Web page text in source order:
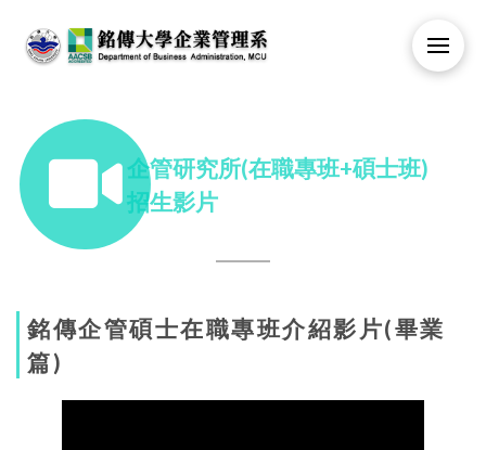
企管研究所(在職專班+碩士班)
招生影片
銘傳企管碩士在職專班介紹影片(畢業
篇)